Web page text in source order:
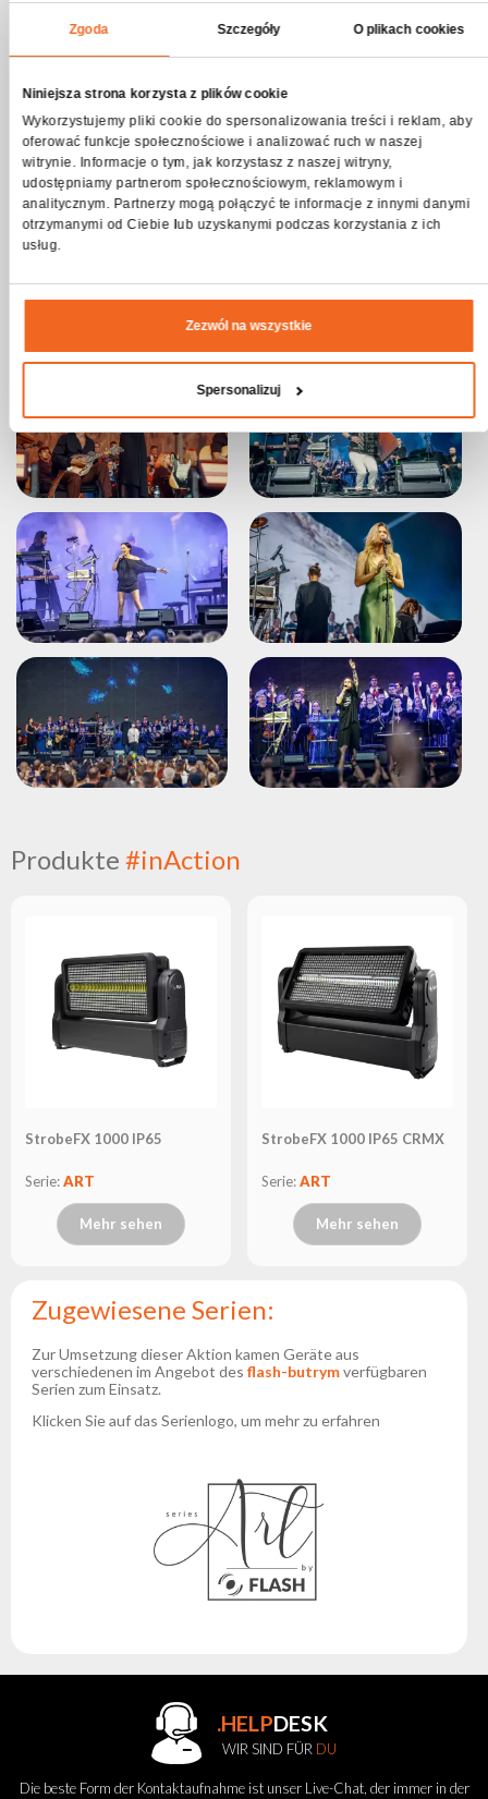
Zgoda Szczegóły O plikach cookies
Niniejsza strona korzysta z plików cookie
Wykorzystujemy pliki cookie do spersonalizowania treści i reklam, aby
oferować funkcje społecznościowe i analizować ruch w naszej
witrynie. Informacje o tym, jak korzystasz z naszej witryny,
udostępniamy partnerom społecznościowym, reklamowym i
analitycznym. Partnerzy mogą połączyć te informacje z innymi danymi
otrzymanymi od Ciebie lub uzyskanymi podczas korzystania z ich
usług.
Zezwól na wszystkie
Spersonalizuj
Produkte #inAction
StrobeFX 1000 IP65
Serie:ART
Mehr sehen
StrobeFX 1000 IP65 CRMX
Serie:ART
Mehr sehen
Zugewiesene Serien:
Zur Umsetzung dieser Aktion kamen Geräte aus
verschiedenen im Angebot desflash-butrymverfügbaren
Serien zum Einsatz.
Klicken Sie auf das Serienlogo, um mehr zu erfahren
.HELPDESK
WIR SIND FÜR DU
Die beste Form der Kontaktaufnahme ist unser Live-Chat, der immer in der